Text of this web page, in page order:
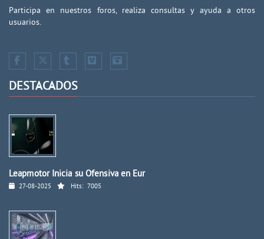
Participa en nuestros foros, realiza consultas y ayuda a otros
usuarios.
DESTACADOS
Leapmotor Inicia su Ofensiva en Eur
27-08-2025 Hits: 7005